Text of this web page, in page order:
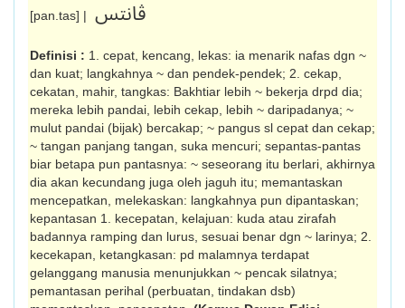
[pan.tas] | ڤانتس
Definisi : 1. cepat, kencang, lekas: ia menarik nafas dgn ~
dan kuat; langkahnya ~ dan pendek-pendek; 2. cekap,
cekatan, mahir, tangkas: Bakhtiar lebih ~ bekerja drpd dia;
mereka lebih pandai, lebih cekap, lebih ~ daripadanya; ~
mulut pandai (bijak) ber­cakap; ~ pangus sl cepat dan cekap;
~ tangan panjang tangan, suka mencuri; sepantas-pantas
biar betapa pun pantasnya: ~ seseorang itu berlari, akhirnya
dia akan kecundang juga oleh jaguh itu; memantaskan
mencepatkan, melekaskan: langkahnya pun dipantaskan;
kepantasan 1. kecepatan, kelajuan: kuda atau zirafah
badannya ramping dan lurus, sesuai benar dgn ~ larinya; 2.
kecekapan, ketangkasan: pd malamnya terdapat
gelanggang manusia menunjukkan ~ pencak silatnya;
pemantasan perihal (perbuatan, tindakan dsb)